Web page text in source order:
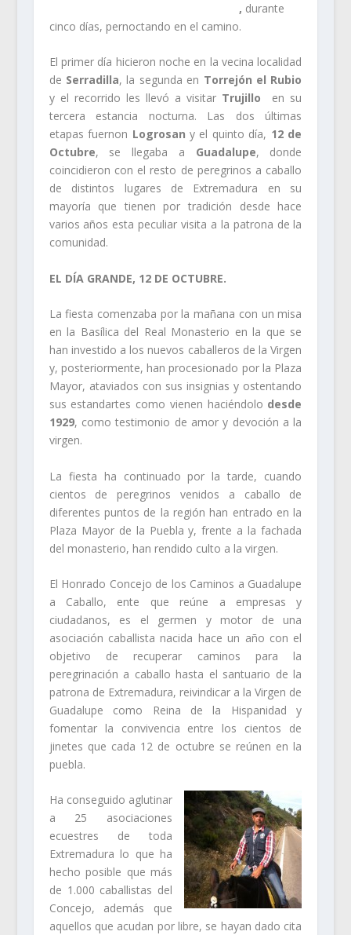
, durante
cinco días, pernoctando en el camino.
El primer día hicieron noche en la vecina localidad
de Serradilla, la segunda en Torrejón el Rubio
y el recorrido les llevó a visitar Trujillo
en su
tercera estancia nocturna. Las dos últimas
etapas fuernon Logrosan y el quinto día, 12 de
Octubre, se llegaba a Guadalupe, donde
coincidieron con el resto de peregrinos a caballo
de distintos lugares de Extremadura en su
mayoría que tienen por tradición desde hace
varios años esta peculiar visita a la patrona de la
comunidad.
EL DÍA GRANDE, 12 DE OCTUBRE.
La fiesta comenzaba por la mañana con un misa
en la Basílica del Real Monasterio en la que se
han investido a los nuevos caballeros de la Virgen
y, posteriormente, han procesionado por la Plaza
Mayor, ataviados con sus insignias y ostentando
sus estandartes como vienen haciéndolo desde
1929, como testimonio de amor y devoción a la
virgen.
La fiesta ha continuado por la tarde, cuando
cientos de peregrinos venidos a caballo de
diferentes puntos de la región han entrado en la
Plaza Mayor de la Puebla y, frente a la fachada
del monasterio, han rendido culto a la virgen.
El Honrado Concejo de los Caminos a Guadalupe
a Caballo, ente que reúne a empresas y
ciudadanos, es el germen y motor de una
asociación caballista nacida hace un año con el
objetivo de recuperar caminos para la
peregrinación a caballo hasta el santuario de la
patrona de Extremadura, reivindicar a la Virgen de
Guadalupe como Reina de la Hispanidad y
fomentar la convivencia entre los cientos de
jinetes que cada 12 de octubre se reúnen en la
puebla.
Ha conseguido aglutinar
a 25 asociaciones
ecuestres de toda
Extremadura lo que ha
hecho posible que más
de 1.000 caballistas del
Concejo, además que
aquellos que acudan por libre, se hayan dado cita